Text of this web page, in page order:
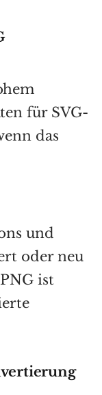
für SVG-
das
und
oder neu
ist